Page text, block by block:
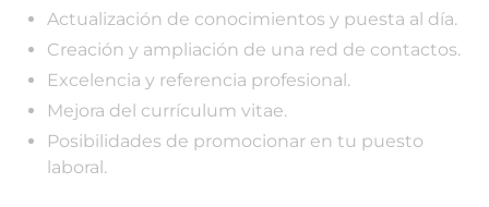
Actualización de conocimientos y puesta al día.
Creación y ampliación de una red de contactos.
Excelencia y referencia profesional.
Mejora del currículum vitae.
Posibilidades de promocionar en tu puesto
laboral.